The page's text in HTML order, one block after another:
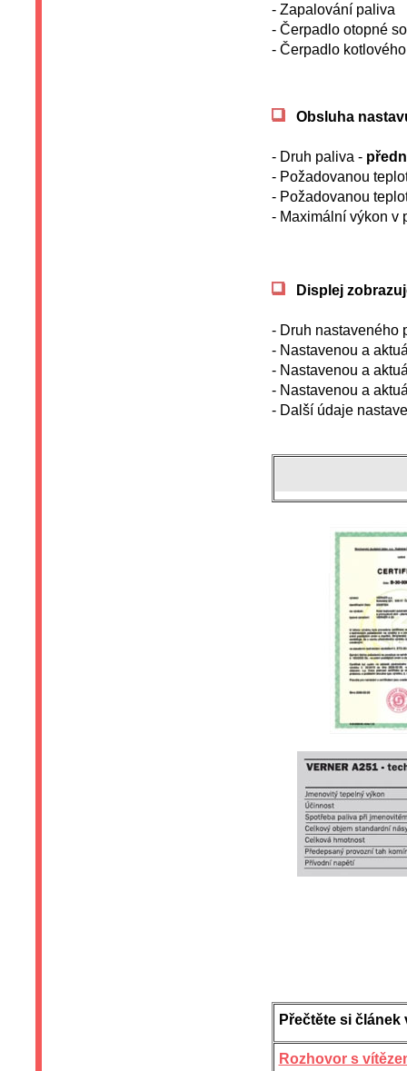
- Zapalování paliva
- Čerpadlo otopné
- Čerpadlo
Obsluha
- Druh paliva -
- Požadovanou
- Požadovanou
- Maximální výkon v
Displej
- Druh nastaveného
- Nastavenou a
- Nastavenou a
- Nastavenou a
- Další údaje
Přečtěte si článek
Rozhovor s